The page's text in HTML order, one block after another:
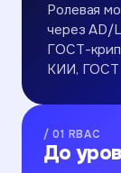
Ролевая
через AD/
ГОСТ-
КИИ, ГОСТ
/ 01 RBAC
До